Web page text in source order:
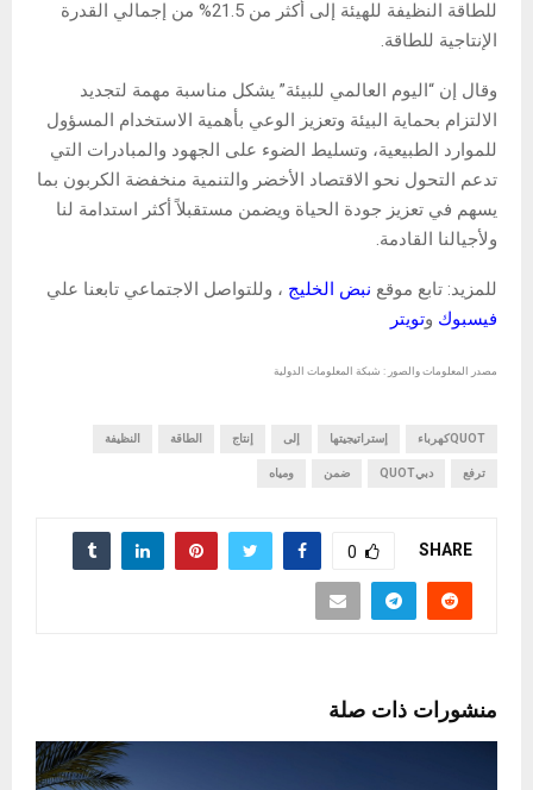
للطاقة النظيفة للهيئة إلى أكثر من 21.5% من إجمالي القدرة
الإنتاجية للطاقة.
وقال إن “اليوم العالمي للبيئة” يشكل مناسبة مهمة لتجديد
الالتزام بحماية البيئة وتعزيز الوعي بأهمية الاستخدام المسؤول
للموارد الطبيعية، وتسليط الضوء على الجهود والمبادرات التي
تدعم التحول نحو الاقتصاد الأخضر والتنمية منخفضة الكربون بما
يسهم في تعزيز جودة الحياة ويضمن مستقبلاً أكثر استدامة لنا
ولأجيالنا القادمة.
للمزيد: تابع موقع نبض الخليج ، وللتواصل الاجتماعي تابعنا علي
فيسبوك وتويتر
مصدر المعلومات والصور : شبكة المعلومات الدولية
QUOTكهرباء إستراتيجيتها إلى إنتاج الطاقة النظيفة
ترفع دبيQUOT ضمن ومياه
SHARE
0
منشورات ذات صلة